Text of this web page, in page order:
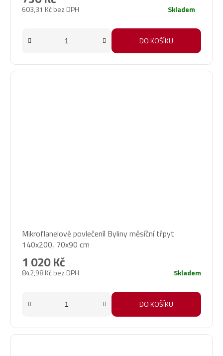
603,31 Kč bez DPH Skladem
DO KOŠÍKU
Mikroflanelové povlečeníl Byliny měsíční třpyt
140x200, 70x90 cm
842,98 Kč bez DPH
1 020 Kč
Skladem
DO KOŠÍKU